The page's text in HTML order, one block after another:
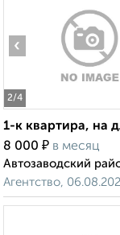
2/4
‹
1-к квартира, на
8 000 ₽ в месяц
Автозаводский
Агентство,